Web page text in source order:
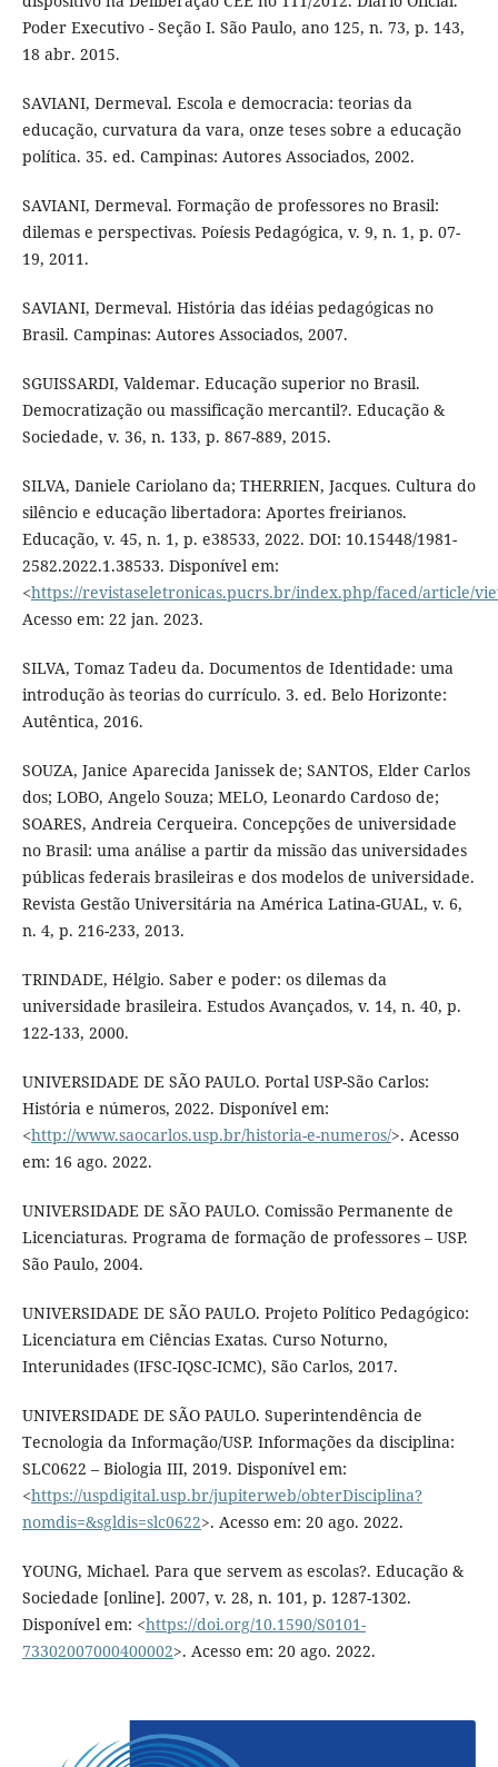
Poder Executivo - Seção I. São Paulo, ano 125, n. 73, p. 143,
18 abr. 2015.
SAVIANI, Dermeval. Escola e democracia: teorias da
educação, curvatura da vara, onze teses sobre a educação
política. 35. ed. Campinas: Autores Associados, 2002.
SAVIANI, Dermeval. Formação de professores no Brasil:
dilemas e perspectivas. Poíesis Pedagógica, v. 9, n. 1, p. 07-
19, 2011.
SAVIANI, Dermeval. História das idéias pedagógicas no
Brasil. Campinas: Autores Associados, 2007.
SGUISSARDI, Valdemar. Educação superior no Brasil.
Democratização ou massificação mercantil?. Educação &
Sociedade, v. 36, n. 133, p. 867-889, 2015.
SILVA, Daniele Cariolano da; THERRIEN, Jacques. Cultura do
silêncio e educação libertadora: Aportes freirianos.
Educação, v. 45, n. 1, p. e38533, 2022. DOI: 10.15448/1981-
2582.2022.1.38533. Disponível em:
<https://revistaseletronicas.pucrs.br/index.php/faced/article/
Acesso em: 22 jan. 2023.
SILVA, Tomaz Tadeu da. Documentos de Identidade: uma
introdução às teorias do currículo. 3. ed. Belo Horizonte:
Autêntica, 2016.
SOUZA, Janice Aparecida Janissek de; SANTOS, Elder Carlos
dos; LOBO, Angelo Souza; MELO, Leonardo Cardoso de;
SOARES, Andreia Cerqueira. Concepções de universidade
no Brasil: uma análise a partir da missão das universidades
públicas federais brasileiras e dos modelos de universidade.
Revista Gestão Universitária na América Latina-GUAL, v. 6,
n. 4, p. 216-233, 2013.
TRINDADE, Hélgio. Saber e poder: os dilemas da
universidade brasileira. Estudos Avançados, v. 14, n. 40, p.
122-133, 2000.
UNIVERSIDADE DE SÃO PAULO. Portal USP-São Carlos:
História e números, 2022. Disponível em:
<http://www.saocarlos.usp.br/historia-e-numeros/>. Acesso
em: 16 ago. 2022.
UNIVERSIDADE DE SÃO PAULO. Comissão Permanente de
Licenciaturas. Programa de formação de professores – USP.
São Paulo, 2004.
UNIVERSIDADE DE SÃO PAULO. Projeto Político Pedagógico:
Licenciatura em Ciências Exatas. Curso Noturno,
Interunidades (IFSC-IQSC-ICMC), São Carlos, 2017.
UNIVERSIDADE DE SÃO PAULO. Superintendência de
Tecnologia da Informação/USP. Informações da disciplina:
SLC0622 – Biologia III, 2019. Disponível em:
<https://uspdigital.usp.br/jupiterweb/obterDisciplina?
nomdis=&sgldis=slc0622>. Acesso em: 20 ago. 2022.
YOUNG, Michael. Para que servem as escolas?. Educação &
Sociedade [online]. 2007, v. 28, n. 101, p. 1287-1302.
Disponível em: <https://doi.org/10.1590/S0101-
73302007000400002>. Acesso em: 20 ago. 2022.